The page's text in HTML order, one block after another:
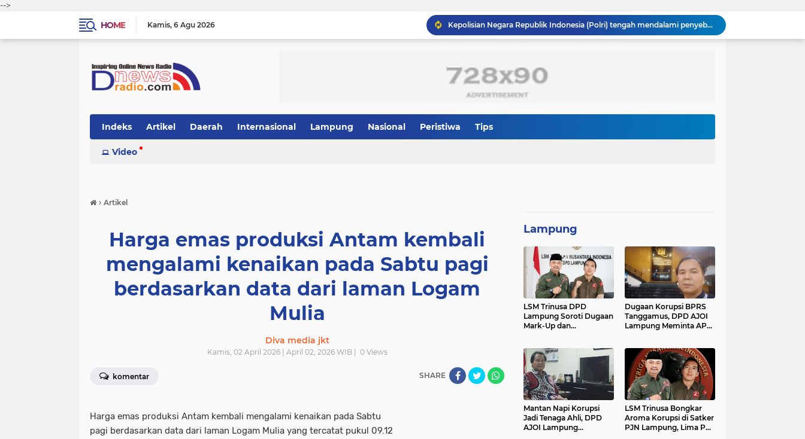
-->
HOME
Kamis 6 Agu 2026
Kepolisian Negara Republik Indonesia (Polri) tengah mendalami penyebaran video hoaks terkait aksi demonstrasi yang beredar di media sosial. Video tersebut diketahui merupakan rekaman peristiwa lama yang kembali diunggah
Pemerintah Korea Selatan (Korsel) berencana melanjutkan pembangunan jalur kereta api yang menghubungkan Seoul dengan Kota Wonsan di pantai timur Korea Utara
Kasus penggunaan kacamata pintar (smart glasses) untuk merekam salah satu usher di ajang Gaikindo Indonesia International Auto Show (GIIAS) 2026
Indeks Artikel Daerah Internasional Lampung Nasional Peristiwa Tips
Video
› Artikel
Harga emas produksi Antam kembali
mengalami kenaikan pada Sabtu pagi
berdasarkan data dari laman Logam
Mulia
Diva media jkt
Kamis, 02 April 2026 | April 02, 2026 WIB | 0Views
komentar SHARE
Harga emas produksi Antam kembali mengalami kenaikan pada Sabtu
pagi berdasarkan data dari laman Logam Mulia yang tercatat pukul 09.12
Lampung
LSM Trinusa DPD
Lampung Soroti Dugaan
Mark-Up dan
PKPCK
Dugaan Korupsi BPRS
Tanggamus, DPD AJOI
Lampung Meminta APH
Mantan Napi Korupsi
Jadi Tenaga Ahli, DPD
AJOI Lampung
LSM Trinusa Bongkar
Aroma Korupsi di Satker
PJN Lampung, Lima Pos